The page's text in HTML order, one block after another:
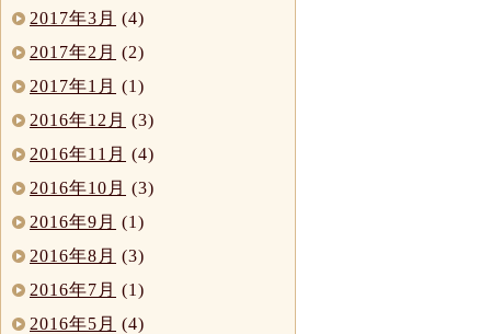
2017年3月 (4)
2017年2月 (2)
2017年1月 (1)
2016年12月 (3)
2016年11月 (4)
2016年10月 (3)
2016年9月 (1)
2016年8月 (3)
2016年7月 (1)
2016年5月 (4)